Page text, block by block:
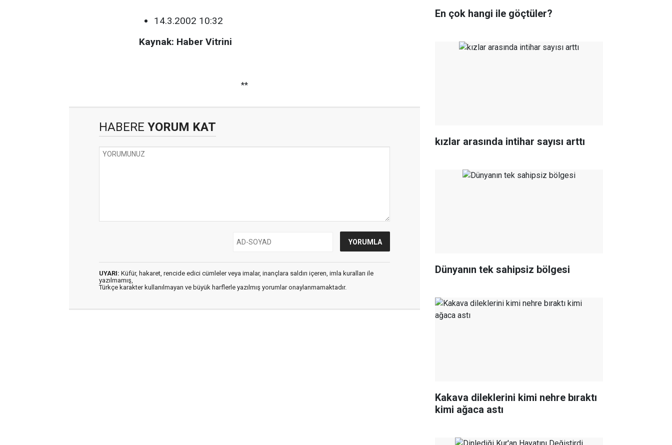
14.3.2002 10:32
Kaynak: Haber Vitrini
**
HABERE YORUM KAT
UYARI: Küfür, hakaret, rencide edici cümleler veya imalar, inançlara saldırı içeren, imla kuralları ile
yazılmamış,
Türkçe karakter kullanılmayan ve büyük harflerle yazılmış yorumlar onaylanmamaktadır.
En çok hangi ile göçtüler?
kızlar arasında intihar sayısı arttı
Dünyanın tek sahipsiz bölgesi
Kakava dileklerini kimi nehre bıraktı
kimi ağaca astı